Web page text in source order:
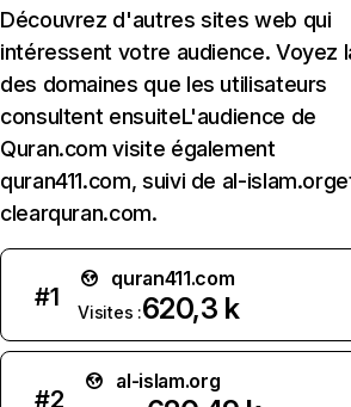
Découvrez d'autres sites web qui
intéressent votre audience. Voyez
des domaines que les utilisateurs
consultent ensuiteL'audience de
Quran.com visite également
quran411.com, suivi de al-
clearquran.com.
#1
quran411.com
Visites :620,3 k
#2
al-islam.org